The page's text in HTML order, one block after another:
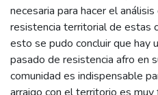
necesaria para hacer el
resistencia territorial de estas
esto se pudo concluir que hay
pasado de resistencia afro en
comunidad es indispensable